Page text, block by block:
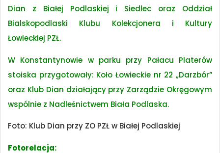
Dian z Białej Podlaskiej i Siedlec oraz Oddział
Bialskopodlaski Klubu Kolekcjonera i Kultury
Łowieckiej PZŁ.
W Konstantynowie w parku przy Pałacu Platerów
stoiska przygotowały: Koło Łowieckie nr 22 „Darzbór”
oraz Klub Dian działający przy Zarządzie Okręgowym
wspólnie z Nadleśnictwem Biała Podlaska.
Foto: Klub Dian przy ZO PZŁ w Białej Podlaskiej
Fotorelacja: